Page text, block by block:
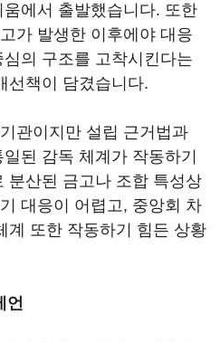
에서 출발했습니다. 또한
가 발생한 이후에야 대응
의 구조를 고착시킨다는
선책이 담겼습니다.
관이지만 설립 근거법과
된 감독 체계가 작동하기
분산된 금고나 조합 특성상
대응이 어렵고, 중앙회 차
계 또한 작동하기 힘든 상황
언